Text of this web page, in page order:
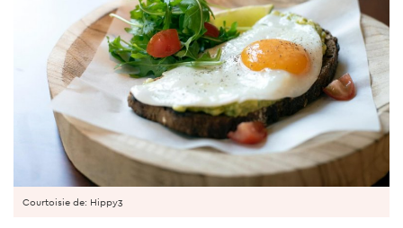
Courtoisie de: Hippy3